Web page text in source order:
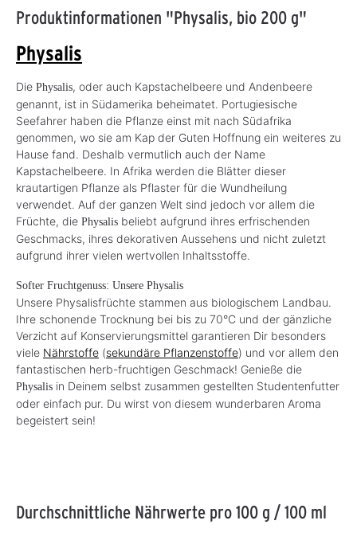
Produktinformationen "Physalis, bio 200 g"
Physalis
Die Physalis, oder auch Kapstachelbeere und Andenbeere
genannt, ist in Südamerika beheimatet. Portugiesische
Seefahrer haben die Pflanze einst mit nach Südafrika
genommen, wo sie am Kap der Guten Hoffnung ein weiteres zu
Hause fand. Deshalb vermutlich auch der Name
Kapstachelbeere. In Afrika werden die Blätter dieser
krautartigen Pflanze als Pflaster für die Wundheilung
verwendet. Auf der ganzen Welt sind jedoch vor allem die
Früchte, die Physalis beliebt aufgrund ihres erfrischenden
Geschmacks, ihres dekorativen Aussehens und nicht zuletzt
aufgrund ihrer vielen wertvollen Inhaltsstoffe.
Softer Fruchtgenuss: Unsere Physalis
Unsere Physalisfrüchte stammen aus biologischem Landbau.
Ihre schonende Trocknung bei bis zu 70°C und der gänzliche
Verzicht auf Konservierungsmittel garantieren Dir besonders
viele Nährstoffe (sekundäre Pflanzenstoffe) und vor allem den
fantastischen herb-fruchtigen Geschmack! Genieße die
Physalis in Deinem selbst zusammen gestellten Studentenfutter
oder einfach pur. Du wirst von diesem wunderbaren Aroma
begeistert sein!
Durchschnittliche Nährwerte pro 100 g / 100 ml